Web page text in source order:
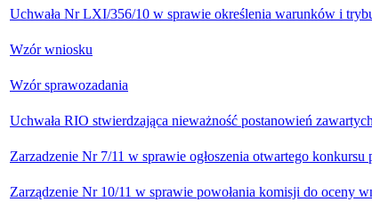
Uchwała Nr LXI/356/10 w sprawie określenia warunków i
Wzór wniosku
Wzór sprawozadania
Uchwała RIO stwierdzająca nieważność postanowień
Zarzadzenie Nr 7/11 w sprawie ogłoszenia otwartego
Zarządzenie Nr 10/11 w sprawie powołania komisji do oceny